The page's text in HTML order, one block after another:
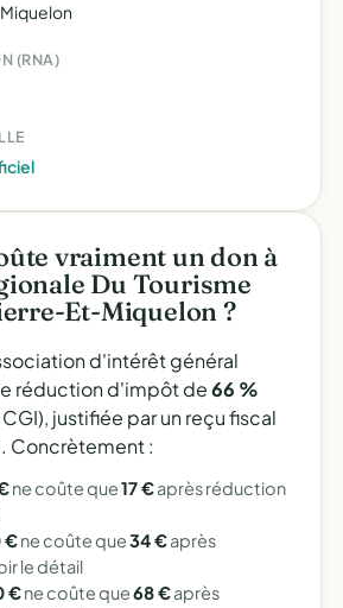
(RNA)
vraiment un don à
Du Tourisme
Et-Miquelon ?
d'intérêt général
réduction d'impôt de66 %
justifiée par un reçu fiscal
Concrètement :
ne coûte que17 €après réduction
€ne coûte que34 €après
le détail
€ne coûte que68 €après